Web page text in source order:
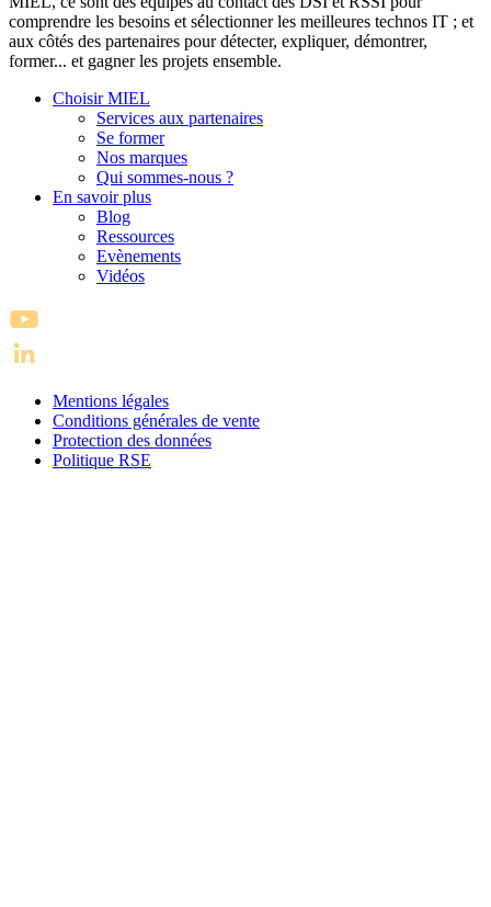
comprendre les besoins et sélectionner les meilleures technos IT ; et
aux côtés des partenaires pour détecter, expliquer, démontrer,
former... et gagner les projets ensemble.
Choisir MIEL
Services aux partenaires
Se former
Nos marques
Qui sommes-nous ?
En savoir plus
Blog
Ressources
Evènements
Vidéos
Mentions légales
Conditions générales de vente
Protection des données
Politique RSE